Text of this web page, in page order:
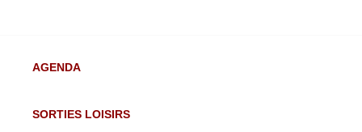
AGENDA
SORTIES LOISIRS